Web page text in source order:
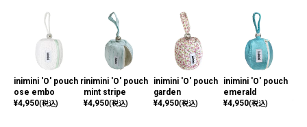
inimini 'O' pouch r
ose embo
¥4,950(税込)
inimini 'O' pouch
mint stripe
¥4,950(税込)
inimini 'O' pouch
garden
¥4,950(税込)
inimini 'O' pouch
emerald
¥4,950(税込)